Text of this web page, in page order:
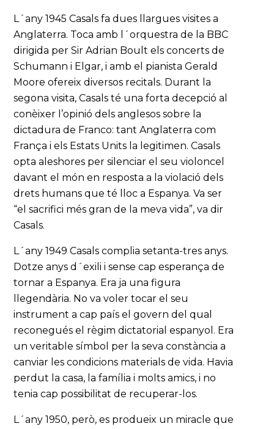
L´any 1945 Casals fa dues llargues visites a
Anglaterra. Toca amb l´orquestra de la BBC
dirigida per Sir Adrian Boult els concerts de
Schumann i Elgar, i amb el pianista Gerald
Moore ofereix diversos recitals. Durant la
segona visita, Casals té una forta decepció al
conèixer l’opinió dels anglesos sobre la
dictadura de Franco: tant Anglaterra com
França i els Estats Units la legitimen. Casals
opta aleshores per silenciar el seu violoncel
davant el món en resposta a la violació dels
drets humans que té lloc a Espanya. Va ser
“el sacrifici més gran de la meva vida”, va dir
Casals.
L´any 1949 Casals complia setanta-tres anys.
Dotze anys d´exili i sense cap esperança de
tornar a Espanya. Era ja una figura
llegendària. No va voler tocar el seu
instrument a cap país el govern del qual
reconegués el règim dictatorial espanyol. Era
un veritable símbol per la seva constància a
canviar les condicions materials de vida. Havia
perdut la casa, la família i molts amics, i no
tenia cap possibilitat de recuperar-los.
L´any 1950, però, es produeix un miracle que